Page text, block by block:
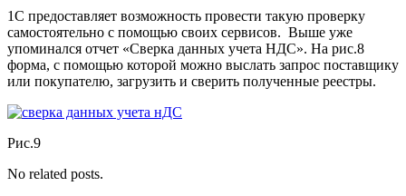
1С предоставляет возможность провести такую проверку
самостоятельно с помощью своих сервисов. Выше уже
упоминался отчет «Сверка данных учета НДС». На рис.8
форма, с помощью которой можно выслать запрос поставщику
или покупателю, загрузить и сверить полученные реестры.
Рис.9
No related posts.